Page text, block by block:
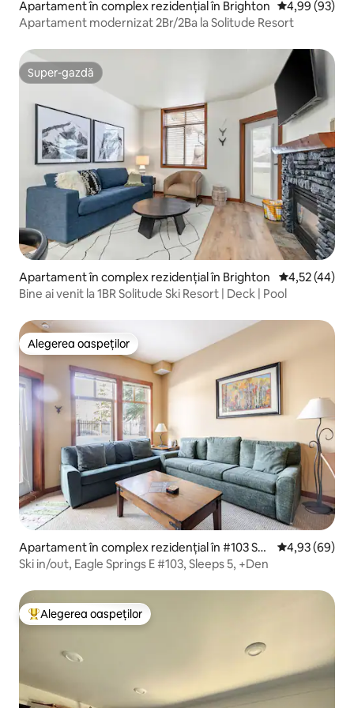
Apartament în complex rezidențial în Brighton Scor mediu
4,99 (93)
Apartament modernizat 2Br/2Ba la Solitude Resort
Super-gazdă
Super-gazdă
Apartament în complex rezidențial în Brighton Scor mediu
4,52 (44)
Bine ai venit la 1BR Solitude Ski Resort | Deck | Pool
Alegerea oaspeților
Alegerea oaspeților
Apartament în complex rezidențial în #103 Soli
tude
Scor mediu
4,93 (69)
Ski in/out, Eagle Springs E #103, Sleeps 5, +Den
Locuință din topul categoriei Alegerea oaspeților
Alegerea oaspeților